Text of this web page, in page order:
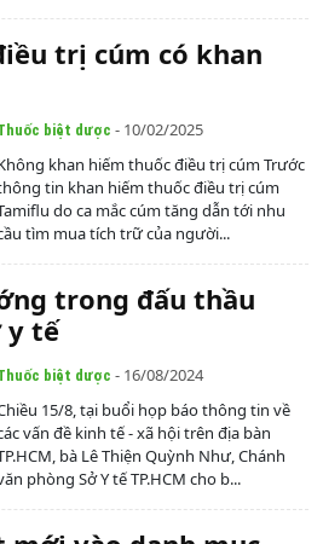
trị cúm có khan
biệt dược - 10/02/2025
khan hiếm thuốc điều trị cúm Trước
tin khan hiếm thuốc điều trị cúm
do ca mắc cúm tăng dẫn tới nhu
tìm mua tích trữ của người...
trong đấu thầu
y tế
biệt dược - 16/08/2024
15/8, tại buổi họp báo thông tin về
vấn đề kinh tế - xã hội trên địa bàn
bà Lê Thiện Quỳnh Như, Chánh
phòng Sở Y tế TP.HCM cho b...